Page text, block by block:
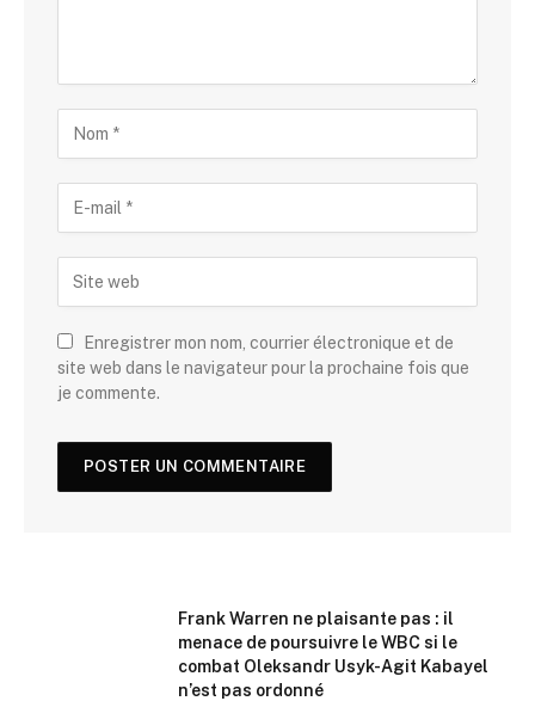
Enregistrer mon nom, courrier électronique et de
site web dans le navigateur pour la prochaine fois que
je commente.
Frank Warren ne plaisante pas : il
menace de poursuivre le WBC si le
combat Oleksandr Usyk-Agit Kabayel
n’est pas ordonné